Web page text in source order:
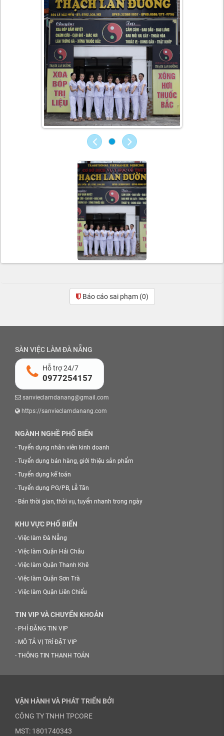
Báo cáo sai phạm (0)
SÀN VIỆC LÀM ĐÀ NẴNG
Hỗ trợ 24/7
0977254157
sanvieclamdanang@gmail.com
https://sanvieclamdanang.com
NGÀNH NGHỀ PHỔ BIẾN
- Tuyển dụng nhân viên kinh doanh
- Tuyển dụng bán hàng, giới thiệu sản phẩm
- Tuyển dụng kế toán
- Tuyển dụng PG/PB, Lễ Tân
- Bán thời gian, thời vụ, tuyển nhanh trong ngày
KHU VỰC PHỔ BIẾN
- Việc làm Đà Nẵng
- Việc làm Quận Hải Châu
- Việc làm Quận Thanh Khê
- Việc làm Quận Sơn Trà
- Việc làm Quận Liên Chiểu
TIN VIP VÀ CHUYỂN KHOẢN
- PHÍ ĐĂNG TIN VIP
- MÔ TẢ VỊ TRÍ ĐẶT VIP
- THÔNG TIN THANH TOÁN
VẬN HÀNH VÀ PHÁT TRIỂN BỞI
CÔNG TY TNHH TPCORE
MST: 1801740343